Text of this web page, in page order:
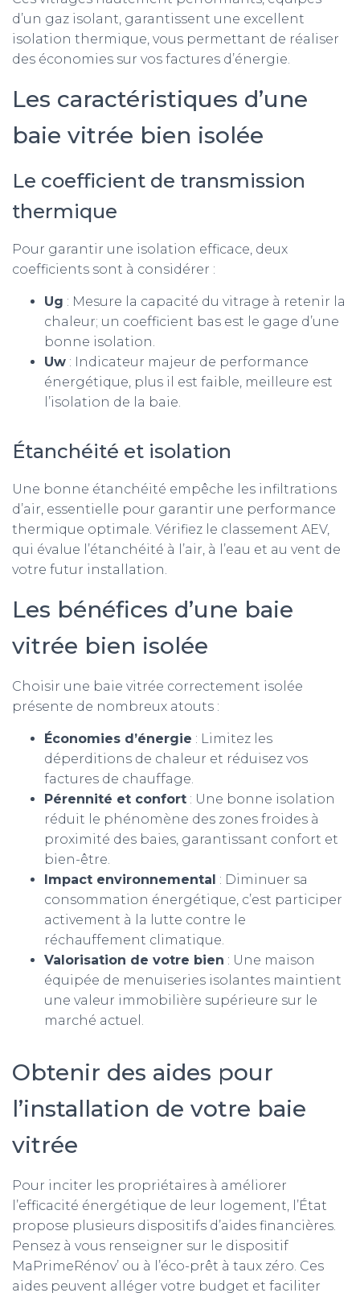
d’un gaz isolant, garantissent une excellent
isolation thermique, vous permettant de réaliser
des économies sur vos factures d’énergie.
Les caractéristiques d’une
baie vitrée bien isolée
Le coefficient de transmission
thermique
Pour garantir une isolation efficace, deux
coefficients sont à considérer :
Ug : Mesure la capacité du vitrage à retenir la
chaleur; un coefficient bas est le gage d’une
bonne isolation.
Uw : Indicateur majeur de performance
énergétique, plus il est faible, meilleure est
l’isolation de la baie.
Étanchéité et isolation
Une bonne étanchéité empêche les infiltrations
d’air, essentielle pour garantir une performance
thermique optimale. Vérifiez le classement AEV,
qui évalue l’étanchéité à l’air, à l’eau et au vent de
votre futur installation.
Les bénéfices d’une baie
vitrée bien isolée
Choisir une baie vitrée correctement isolée
présente de nombreux atouts :
Économies d’énergie : Limitez les
déperditions de chaleur et réduisez vos
factures de chauffage.
Pérennité et confort : Une bonne isolation
réduit le phénomène des zones froides à
proximité des baies, garantissant confort et
bien-être.
Impact environnemental : Diminuer sa
consommation énergétique, c’est participer
activement à la lutte contre le
réchauffement climatique.
Valorisation de votre bien : Une maison
équipée de menuiseries isolantes maintient
une valeur immobilière supérieure sur le
marché actuel.
Obtenir des aides pour
l’installation de votre baie
vitrée
Pour inciter les propriétaires à améliorer
l’efficacité énergétique de leur logement, l’État
propose plusieurs dispositifs d’aides financières.
Pensez à vous renseigner sur le dispositif
MaPrimeRénov’ ou à l’éco-prêt à taux zéro. Ces
aides peuvent alléger votre budget et faciliter